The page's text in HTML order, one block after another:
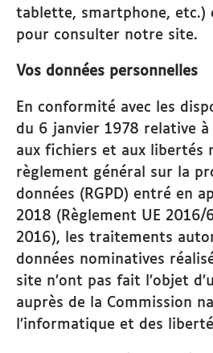
tablette, smartphone, etc.)
pour consulter notre site.
Vos données personnelles
En conformité avec les
du 6 janvier 1978 relative à
aux fichiers et aux libertés
règlement général sur la
données (RGPD) entré en
2018 (Règlement UE 2016/
2016), les traitements
données nominatives
site n’ont pas fait l’objet
auprès de la Commission
l’informatique et des